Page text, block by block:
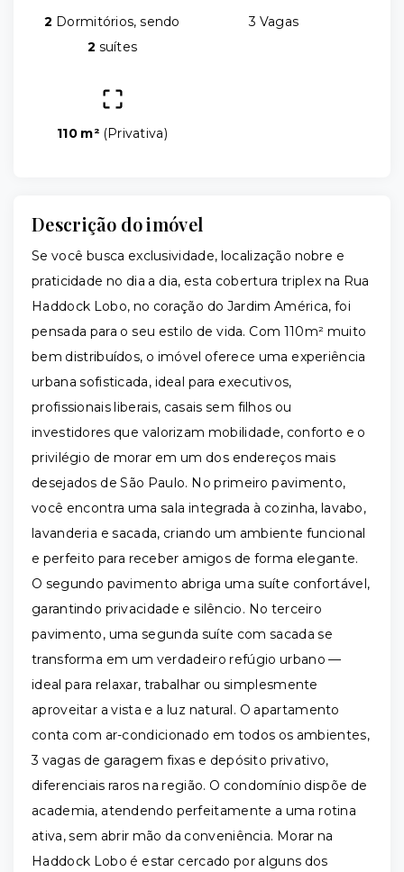
2 Dormitórios, sendo
2 suítes
3 Vagas
110 m² (Privativa)
Descrição do imóvel
Se você busca exclusividade, localização nobre e
praticidade no dia a dia, esta cobertura triplex na Rua
Haddock Lobo, no coração do Jardim América, foi
pensada para o seu estilo de vida. Com 110m² muito
bem distribuídos, o imóvel oferece uma experiência
urbana sofisticada, ideal para executivos,
profissionais liberais, casais sem filhos ou
investidores que valorizam mobilidade, conforto e o
privilégio de morar em um dos endereços mais
desejados de São Paulo. No primeiro pavimento,
você encontra uma sala integrada à cozinha, lavabo,
lavanderia e sacada, criando um ambiente funcional
e perfeito para receber amigos de forma elegante.
O segundo pavimento abriga uma suíte confortável,
garantindo privacidade e silêncio. No terceiro
pavimento, uma segunda suíte com sacada se
transforma em um verdadeiro refúgio urbano —
ideal para relaxar, trabalhar ou simplesmente
aproveitar a vista e a luz natural. O apartamento
conta com ar-condicionado em todos os ambientes,
3 vagas de garagem fixas e depósito privativo,
diferenciais raros na região. O condomínio dispõe de
academia, atendendo perfeitamente a uma rotina
ativa, sem abrir mão da conveniência. Morar na
Haddock Lobo é estar cercado por alguns dos